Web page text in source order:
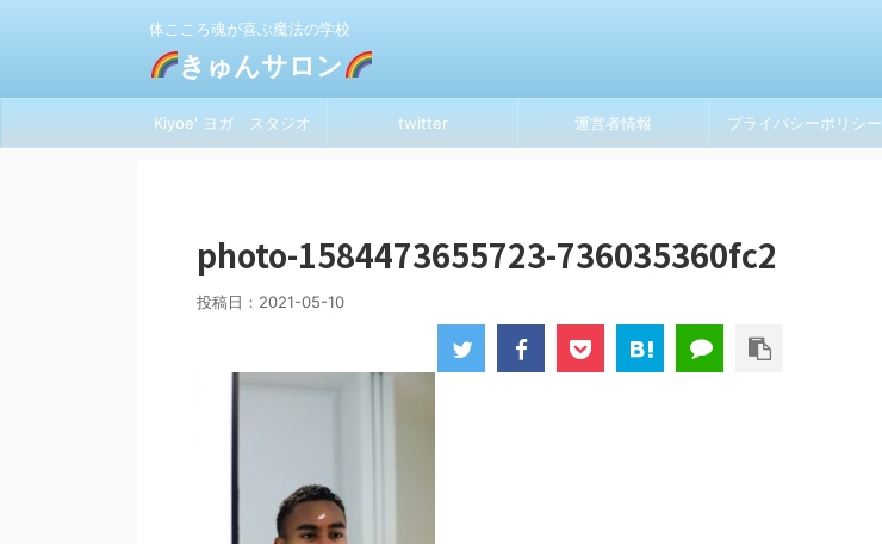
体こころ魂が喜ぶ魔法の学校
きゅんサロン
Kiyoe' ヨガ スタジオ twitter 運営者情報 プライバシーポリシー
photo-1584473655723-736035360fc2
投稿日： 2021-05-10